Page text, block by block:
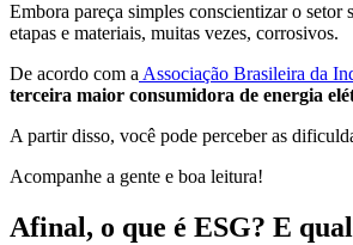
Embora pareça simples conscientizar o
etapas e materiais, muitas vezes, corrosivos.
De acordo com aAssociação Brasileira da
terceira maior consumidora de energia
A partir disso, você pode perceber as
Acompanhe a gente e boa leitura!
Afinal, o que é ESG? E